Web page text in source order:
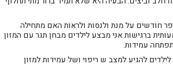
חודשים על מנת ולנסות ולראות האם מתחילה
ברגישות אני מבצע לילדים מבחן תגר עם המזון
עמידות.
להגיע למצב ש ריפוי ושל עמידות למזון